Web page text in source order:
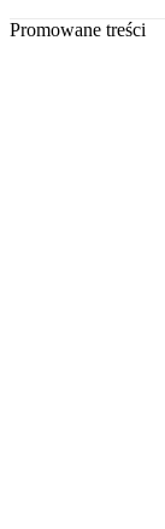
Promowane treści